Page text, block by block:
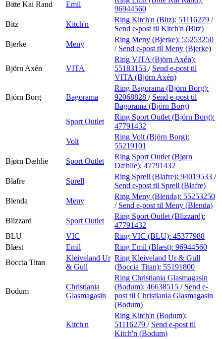
Bitte Kai Rand
Emil
96944560
Bitz
Kitch'n
Ring Kitch'n (Bitz): 51116279 /
Send e-post til Kitch'n (Bitz)
Bjerke
Meny
Ring Meny (Bjerke): 55253250
/ Send e-post til Meny (Bjerke)
Björn Axén VITA
Ring VITA (Björn Axén):
55183153 / Send e-post til
VITA (Björn Axén)
Björn Borg Bagorama
Ring Bagorama (Björn Borg):
92068828 / Send e-post til
Bagorama (Björn Borg)
Sport Outlet
Ring Sport Outlet (Björn Borg):
47791432
Volt
Ring Volt (Björn Borg):
55219101
Bjørn Dæhlie
Sport Outlet
Ring Sport Outlet (Bjørn
Dæhlie): 47791432
Blafre
Sprell
Ring Sprell (Blafre): 94019533 /
Send e-post til Sprell (Blafre)
Blenda
Meny
Ring Meny (Blenda): 55253250
/ Send e-post til Meny (Blenda)
Blizzard
Sport Outlet
Ring Sport Outlet (Blizzard):
47791432
BLU
VIC Ring VIC (BLU): 45377988
Blæst
Emil Ring Emil (Blæst): 96944560
Boccia Titan
Kleiveland Ur
& Gull
Ring Kleiveland Ur & Gull
(Boccia Titan): 55191800
Bodum
Christiania
Glasmagasin
Ring Christiania Glasmagasin
(Bodum): 46638515 / Send e-
post til Christiania Glasmagasin
(Bodum)
Kitch'n
Ring Kitch'n (Bodum):
51116279 / Send e-post til
Kitch'n (Bodum)